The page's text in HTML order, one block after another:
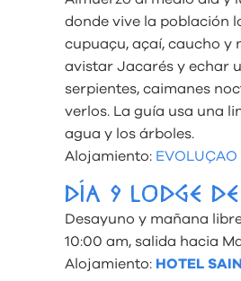
donde vive la población
cupuaçu, açaí, caucho y
avistar Jacarés y echar
serpientes, caimanes
verlos. La guía usa una
agua y los árboles.
Alojamiento:
DÍA 9 LODGE
Desayuno y mañana
10:00 am, salida hacia
Alojamiento: HOTEL